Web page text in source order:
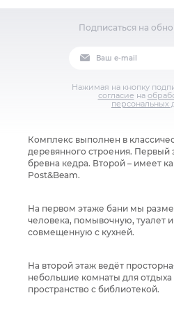
Подписаться на
Нажимая на кнопку
согласие на
персональных
Комплекс выполнен в
деревянного строения. Первый
бревна кедра. Второй – имеет
Post&Beam.
На первом этаже бани мы
человека, помывочную, туалет
совмещенную с кухней.
На второй этаж ведёт
небольшие комнаты для
пространство с библиотекой.